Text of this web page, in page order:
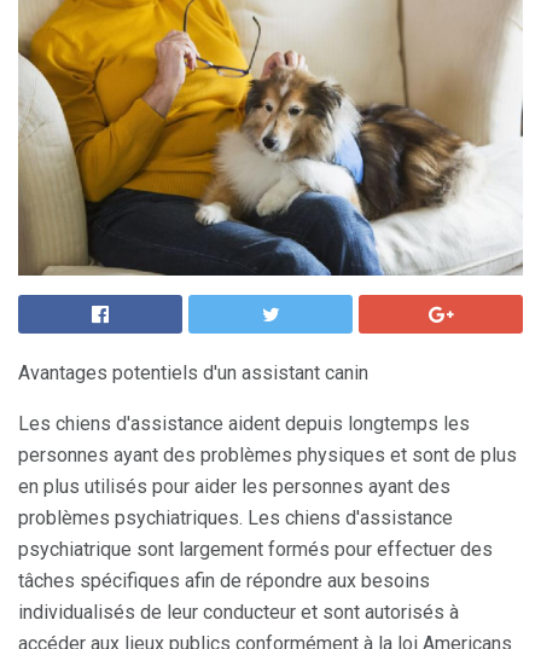
Avantages potentiels d'un assistant canin
Les chiens d'assistance aident depuis longtemps les
personnes ayant des problèmes physiques et sont de plus
en plus utilisés pour aider les personnes ayant des
problèmes psychiatriques. Les chiens d'assistance
psychiatrique sont largement formés pour effectuer des
tâches spécifiques afin de répondre aux besoins
individualisés de leur conducteur et sont autorisés à
accéder aux lieux publics conformément à la loi Americans